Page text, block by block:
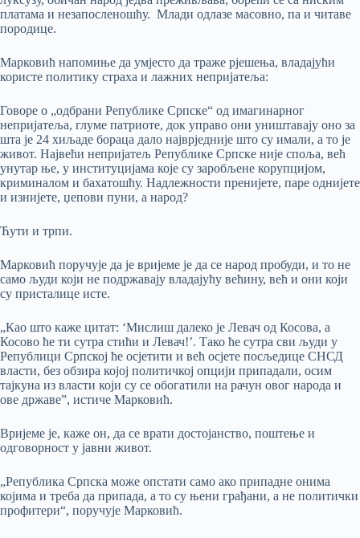
платама и незапосленошћу. Млади одлазе масовно, па и читаве
породице.
Марковић напомиње да умјесто да траже рјешења, владајући
користе политику страха и лажних непријатеља:
Говоре о „одбрани Републике Српске“ од имагинарног
непријатеља, глуме патриоте, док управо они уништавају оно за
шта је 24 хиљаде бораца дало најврједније што су имали, а то је
живот. Највећи непријатељ Републике Српске није споља, већ
унутар ње, у институцијама које су заробљене корупцијом,
криминалом и бахатошћу. Надлежности пренијете, паре однијете
и изнијете, џепови пуни, а народ?
Ћути и трпи.
Марковић поручује да је вријеме је да се народ пробуди, и то не
само људи који не подржавају владајућу већину, већ и они који
су присталице исте.
„Као што каже цитат: ‘Мислиш далеко је Левач од Косова, а
Косово ће ти сутра стићи и Левач!’. Тако ће сутра сви људи у
Републици Српској ће осјетити и већ осјете посљедице СНСД
власти, без обзира којој политичкој опцији припадали, осим
тајкуна из власти који су се обогатили на рачун овог народа и
ове државе”, истиче Марковић.
Вријеме је, каже он, да се врати достојанство, поштење и
одговорност у јавни живот.
„Република Српска може опстати само ако припадне онима
којима и треба да припада, а то су њени грађани, а не политички
профитери“, поручује Марковић.